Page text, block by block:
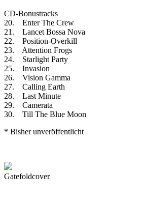
CD-Bonustracks
20. Enter The Crew
21. Lancet Bossa Nova
22. Position-Overkill
23. Attention Frogs
24. Starlight Party
25. Invasion
26. Vision Gamma
27. Calling Earth
28. Last Minute
29. Camerata
30. Till The Blue Moon
* Bisher unveröffentlicht
Gatefoldcover